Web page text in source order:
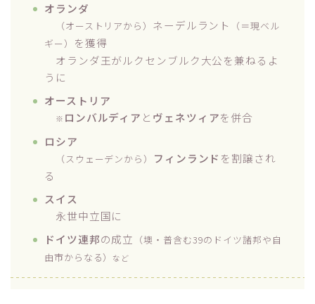
オランダ
（オーストリアから） ネーデルラント
（＝現ベル
ギー）
を獲得
オランダ王がルクセンブルク大公を兼ねるよ
うに
オーストリア
※ ロンバルディア とヴェネツィアを併合
ロシア
（スウェーデンから） フィンランド を割譲され
る
スイス
永世中立国に
ドイツ連邦の成立 （墺・普含む39のドイツ諸邦や自
由市からなる）
など